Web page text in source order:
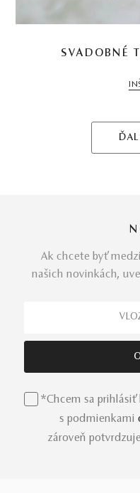
SVADOBNÉ
Ak chcete byť
našich novinkách,
*Chcem sa prihlásiť
s podmienkami
zároveň